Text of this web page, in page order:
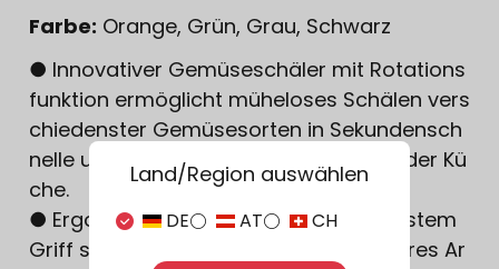
Farbe: Orange, Grün, Grau, Schwarz
● Innovativer Gemüseschäler mit Rotations
funktion ermöglicht müheloses Schälen vers
chiedenster Gemüsesorten in Sekundensch
nelle und spart dabei wertvolle Zeit in der Kü
che.
● Ergonomisches Design mit rutschfestem
Griff sorgt für komfortables und sicheres Ar
Land/Region auswählen
DE AT CH